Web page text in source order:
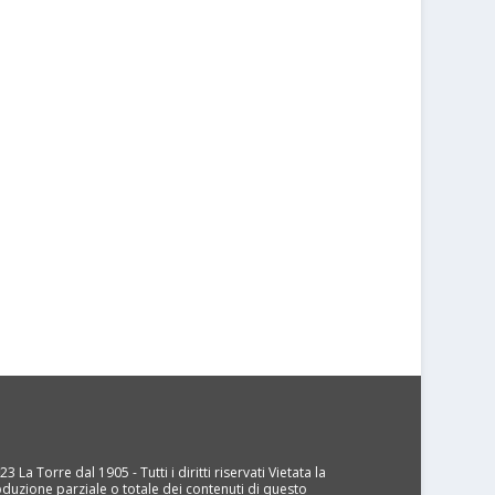
La Torre dal 1905 - Tutti i diritti riservati Vietata la
parziale o totale dei contenuti di questo